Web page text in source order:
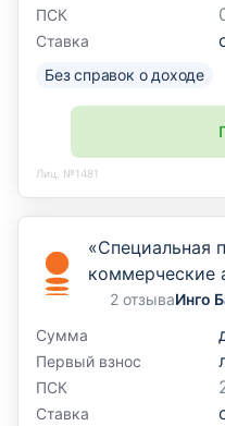
ПСК
Ставка
Без справок о доходе
Лиц. №1481
«Специальная
коммерческие
2 отзываИнго
Сумма
Первый взнос
ПСК
Ставка